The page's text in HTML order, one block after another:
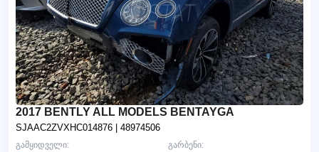
2017 BENTLY ALL MODELS BENTAYGA
SJAAC2ZVXHC014876 | 48974506
გარბენი:
გამყიდველი: